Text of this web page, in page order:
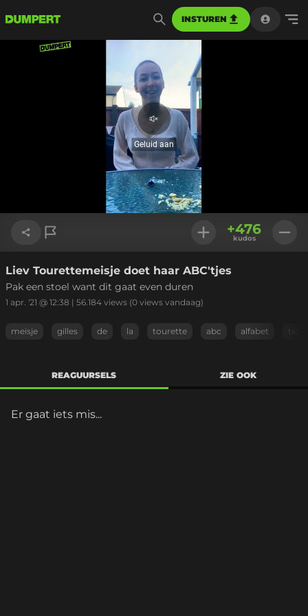
INSTUREN
Geluid
aan
Geluid aan
Link kopiëren
+476
kudos
Liev Tourettemeisje doet haar ABC'tjes
Pak een stoel want dit gaat even duren
1 apr. '21 @ 12:38 | 56.184 views (0 views vandaag)
meisje gilles de la tourette abc alfabet tic
REAGUURSELS ZIE OOK
Er gaat iets mis...